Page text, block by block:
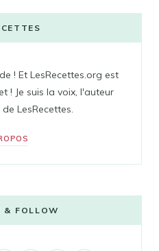
! Et LesRecettes.org est
! Je suis la voix, l'auteur
LesRecettes.
& FOLLOW